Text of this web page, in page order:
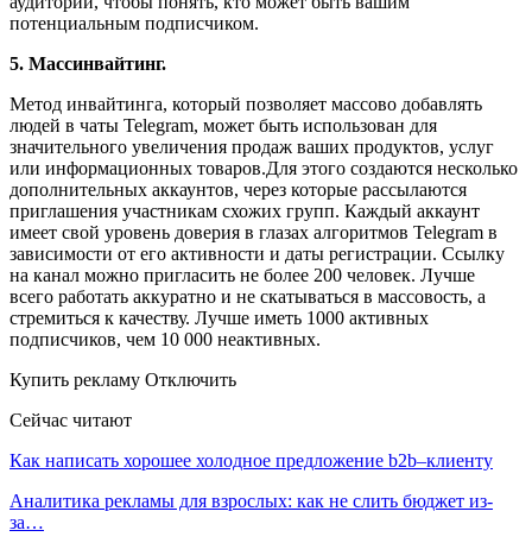
потенциальным подписчиком.
5. Массинвайтинг.
Метод инвайтинга, который позволяет массово добавлять
людей в чаты Telegram, может быть использован для
значительного увеличения продаж ваших продуктов, услуг
или информационных товаров.Для этого создаются несколько
дополнительных аккаунтов, через которые рассылаются
приглашения участникам схожих групп. Каждый аккаунт
имеет свой уровень доверия в глазах алгоритмов Telegram в
зависимости от его активности и даты регистрации. Ссылку
на канал можно пригласить не более 200 человек. Лучше
всего работать аккуратно и не скатываться в массовость, а
стремиться к качеству. Лучше иметь 1000 активных
подписчиков, чем 10 000 неактивных.
Купить рекламу Отключить
Сейчас читают
Как написать хорошее холодное предложение b2b–клиенту
Аналитика рекламы для взрослых: как не слить бюджет из-
за…